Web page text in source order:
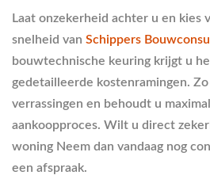
Laat onzekerheid achter u en kies
snelheid van Schippers
bouwtechnische keuring krijgt u
gedetailleerde kostenramingen.
verrassingen en behoudt u
aankoopproces. Wilt u direct
woning Neem dan vandaag nog
een afspraak.